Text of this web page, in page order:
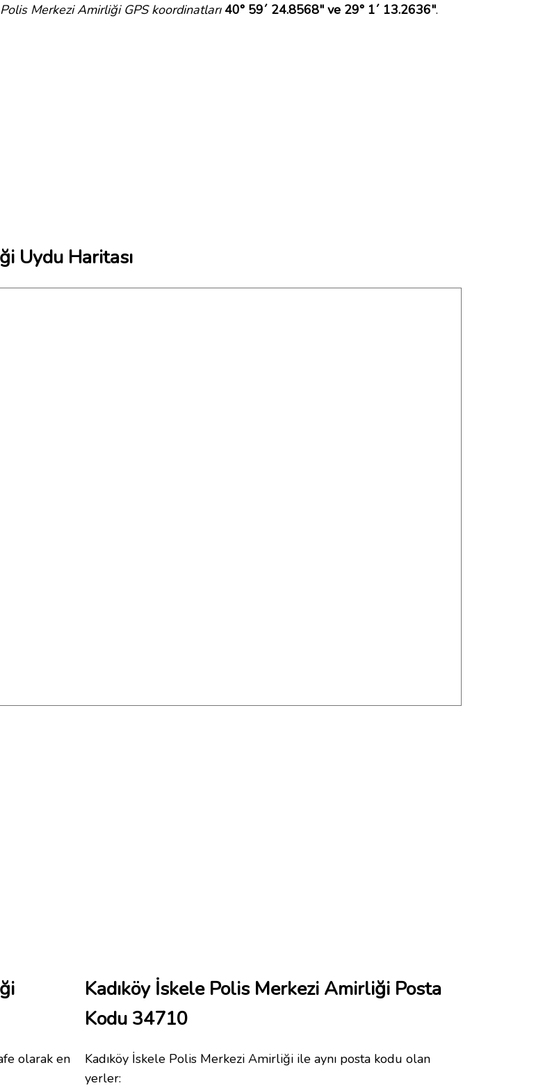
Merkezi Amirliği GPS koordinatları 40° 59´ 24.8568" ve 29° 1´ 13.2636".
Uydu Haritası
olarak en
Kadıköy İskele Polis Merkezi Amirliği Posta
Kodu 34710
Kadıköy İskele Polis Merkezi Amirliği ile aynı posta kodu olan
yerler: